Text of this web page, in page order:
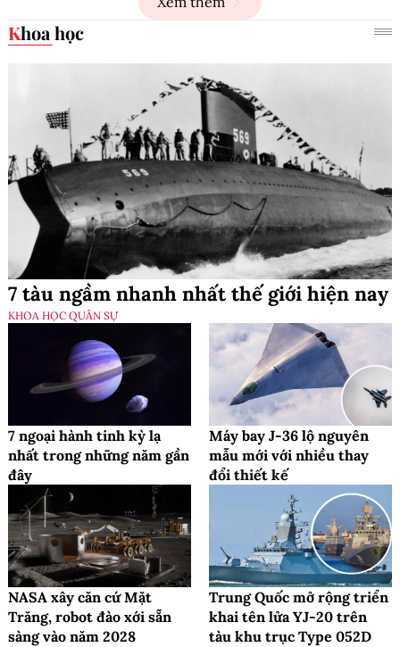
Khoa học
7 tàu ngầm nhanh nhất thế giới hiện nay
KHOA HỌC QUÂN SỰ
7 ngoại hành tinh kỳ lạ
nhất trong những năm gần
đây
Máy bay J-36 lộ nguyên
mẫu mới với nhiều thay
đổi thiết kế
NASA xây căn cứ Mặt
Trăng, robot đào xới sẵn
sàng vào năm 2028
Trung Quốc mở rộng triển
khai tên lửa YJ-20 trên
tàu khu trục Type 052D